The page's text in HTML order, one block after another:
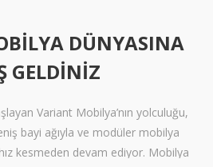
DÜNYASINA
GELDINIZ
Variant Mobilya’nın yolculuğu,
bayi ağıyla ve modüler mobilya
kesmeden devam ediyor. Mobilya